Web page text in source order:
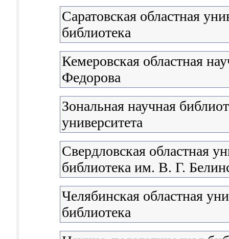
Саратовская областная
библиотека
Кемеровская областная
Федорова
Зональная научная
университета
Свердловская областная
библиотека им. В. Г.
Челябинская областная
библиотека